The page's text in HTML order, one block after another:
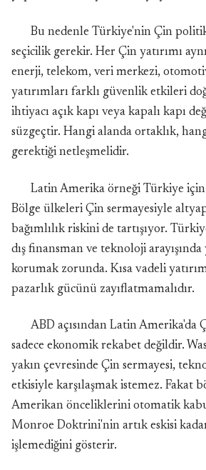
Bu nedenle Türkiye'nin Çin
seçicilik gerekir. Her Çin yatırımı
enerji, telekom, veri merkezi,
yatırımları farklı güvenlik etkileri
ihtiyacı açık kapı veya kapalı kapı
süzgeçtir. Hangi alanda ortaklık,
gerektiği netleşmelidir.
Latin Amerika örneği Türkiye
Bölge ülkeleri Çin sermayesiyle
bağımlılık riskini de tartışıyor.
dış finansman ve teknoloji
korumak zorunda. Kısa vadeli
pazarlık gücünü zayıflatmamalıdır.
ABD açısından Latin Amerika'da
sadece ekonomik rekabet değildir.
yakın çevresinde Çin sermayesi,
etkisiyle karşılaşmak istemez. Fakat
Amerikan önceliklerini otomatik
Monroe Doktrini'nin artık eskisi
işlemediğini gösterir.